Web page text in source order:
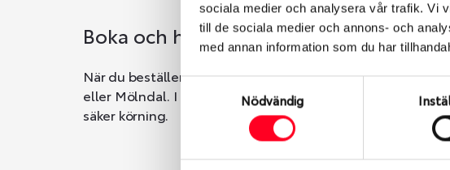
sociala medier och analysera vår trafik. Vi
till de sociala medier och annons- och
med annan information som du har
Samtyckesval
Nödvändig
Boka och hämta hos Däckspecialen
När du beställer dina nya däck eller fälgar hos oss
eller Mölndal. I beställningen anger du datum och tid för
säker körning.